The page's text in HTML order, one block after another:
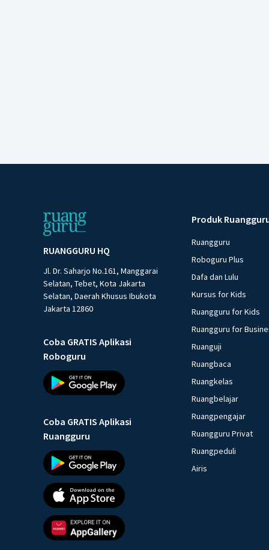
RUANGGURU HQ
Jl. Dr. Saharjo No.161, Manggarai
Selatan, Tebet, Kota Jakarta
Selatan, Daerah Khusus Ibukota
Jakarta 12860
Coba GRATIS Aplikasi
Roboguru
Coba GRATIS Aplikasi
Ruangguru
Produk
Ruangguru
Roboguru Plus
Dafa dan Lulu
Kursus for Kids
Ruangguru for Kids
Ruangguru for
Ruanguji
Ruangbaca
Ruangkelas
Ruangbelajar
Ruangpengajar
Ruangguru Privat
Ruangpeduli
Airis